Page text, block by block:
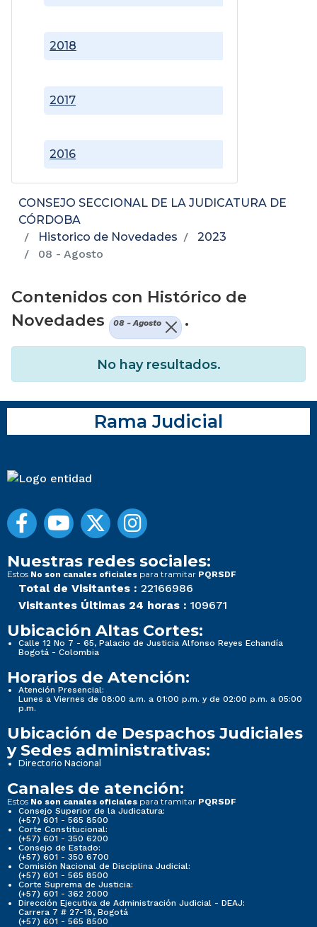
2016
2017
2018
CONSEJO SECCIONAL DE LA JUDICATURA DE
CÓRDOBA
Historico de Novedades
2023
08 - Agosto
Contenidos con Histórico de
Novedades
08 - Agosto .
No hay resultados.
Rama Judicial
Nuestras redes sociales:
Estos No son canales oficiales para tramitar PQRSDF
Total de Visitantes : 22166986
Visitantes Últimas 24 horas : 109671
Ubicación Altas Cortes:
Calle 12 No 7 - 65, Palacio de Justicia Alfonso Reyes Echandía
Bogotá - Colombia
Horarios de Atención:
Atención Presencial:
Lunes a Viernes de 08:00 a.m. a 01:00 p.m. y de 02:00 p.m. a 05:00
p.m.
Ubicación de Despachos Judiciales
y Sedes administrativas:
Directorio Nacional
Canales de atención:
Estos No son canales oficiales para tramitar PQRSDF
Consejo Superior de la Judicatura:
(+57) 601 - 565 8500
Corte Constitucional:
(+57) 601 - 350 6200
Consejo de Estado:
(+57) 601 - 350 6700
Comisión Nacional de Disciplina Judicial:
(+57) 601 - 565 8500
Corte Suprema de Justicia:
(+57) 601 - 362 2000
Dirección Ejecutiva de Administración Judicial - DEAJ:
Carrera 7 # 27-18, Bogotá
(+57) 601 - 565 8500